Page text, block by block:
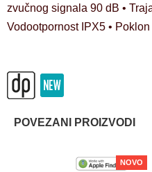
zvučnog signala 90 dB •
Vodootpornost IPX5 •
POVEZANI PROIZVODI
NOVO